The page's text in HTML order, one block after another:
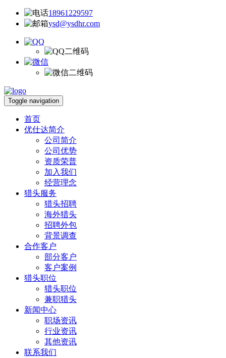
18961229597
ysd@ysdhr.com
Toggle navigation
首页
优仕达简介
公司简介
公司优势
资质荣普
加入我们
经营理念
猎头服务
猎头招聘
海外猎头
招聘外包
背景调查
合作客户
部分客户
客户案例
猎头职位
猎头职位
兼职猎头
新闻中心
职场资讯
行业资讯
其他资讯
联系我们